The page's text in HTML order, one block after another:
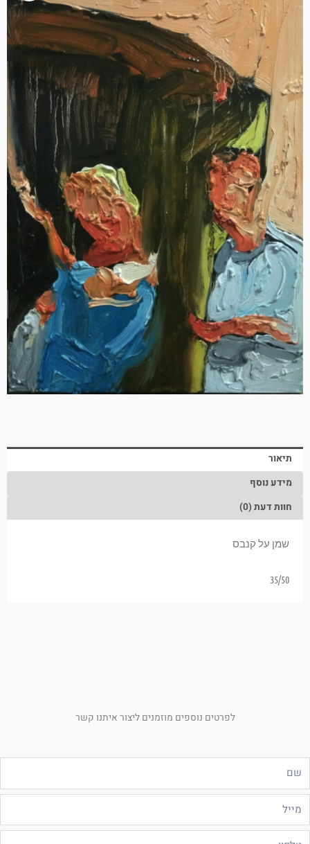
תיאור
מידע נוסף
חוות דעת (0)
שמן על קנבס
35/50
לפרטים נוספים מוזמנים ליצור איתנו קשר